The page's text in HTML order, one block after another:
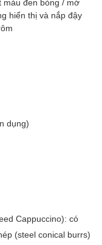
màu đen bóng / mờ
hiển thị và nắp đậy
dụng)
Cappuccino): có
(steel conical burrs)